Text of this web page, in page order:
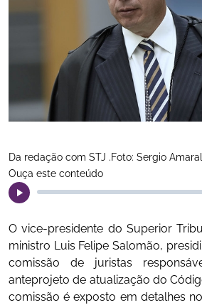
Da redação com STJ .Foto: Sergio
Ouça este conteúdo
O vice-presidente do Superior
ministro Luis Felipe Salomão,
comissão de juristas
anteprojeto de atualização do
comissão é exposto em detalhes